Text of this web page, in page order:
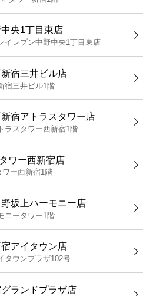
央1丁目東店
イレブン中野中央1丁目東店
宿三井ビル店
宿三井ビル1階
宿アトラスタワー店
ラスタワー西新宿1階
ワー西新宿店
ワー西新宿1階
坂上ハーモニー店
ニータワー1階
アイタウン店
タウンプラザ102号
ランドプラザ店